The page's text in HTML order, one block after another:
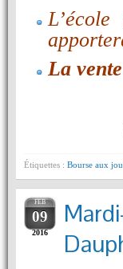
La
Étiquettes : Bourse aux
FEB
09
2016